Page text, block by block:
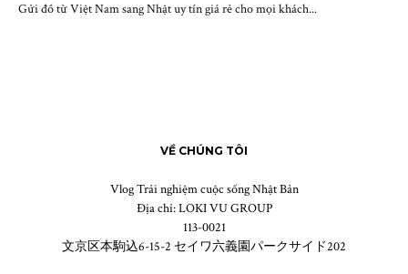
Gửi đồ từ Việt Nam sang Nhật uy tín giá rẻ cho mọi khách...
VỀ CHÚNG TÔI
Vlog Trải nghiệm cuộc sống Nhật Bản
Địa chỉ: LOKI VU GROUP
113-0021
文京区本駒込6-15-2 セイワ六義園パークサイド202